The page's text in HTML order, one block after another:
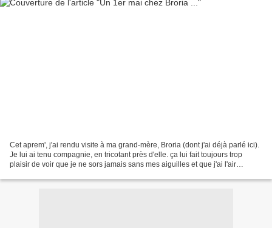
Cet aprem', j'ai rendu visite à ma grand-mère, Broria (dont j'ai déjà parlé ici).
Je lui ai tenu compagnie, en tricotant près d'elle. ça lui fait toujours trop
plaisir de voir que je ne sors jamais sans mes aiguilles et que j'ai l'air